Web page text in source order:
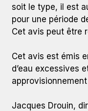
soit le type, il est
pour une période
Cet avis peut être
Cet avis est émis
d’eau excessives
Jacques Drouin,